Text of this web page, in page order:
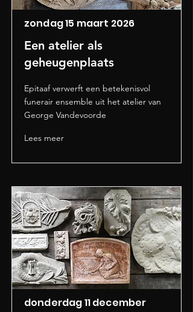
zondag 15 maart 2026
Een atelier als
geheugenplaats
Epitaaf verwerft een betekenisvol
funerair ensemble uit het atelier van
George Vandevoorde
Lees meer
donderdag 11 december